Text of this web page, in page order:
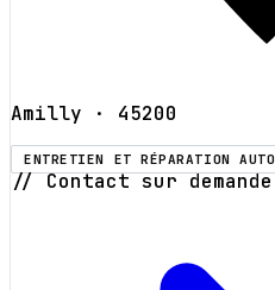
Amilly · 45200
ENTRETIEN ET RÉPARATION AUTO
// Contact sur demande